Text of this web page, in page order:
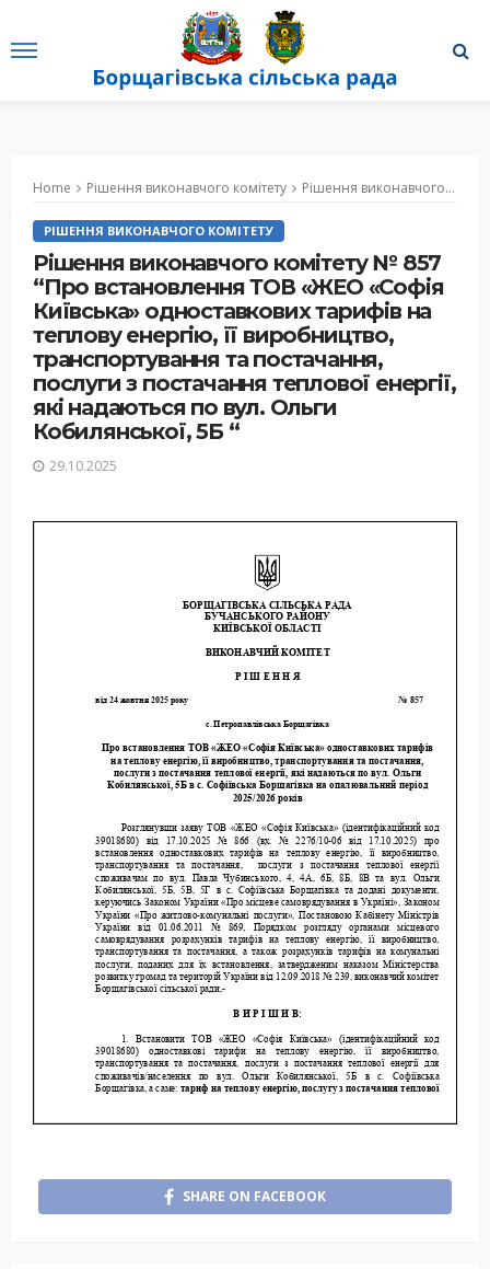
Home Рішення виконавчого комітету Рішення виконавчого комітету № 857 “Про встановлення ТОВ «ЖЕО «Софія Київська» одноставкових тарифів на теплову енергію, її виробництво, транспортування та постачання, послуги з постачання теплової енергії, які надаються по вул. Ольги Кобилянської, 5Б “
РІШЕННЯ ВИКОНАВЧОГО КОМІТЕТУ
Рішення виконавчого комітету № 857
“Про встановлення ТОВ «ЖЕО «Софія
Київська» одноставкових тарифів на
теплову енергію, її виробництво,
транспортування та постачання,
послуги з постачання теплової енергії,
які надаються по вул. Ольги
Кобилянської, 5Б “
29.10.2025
SHARE ON FACEBOOK